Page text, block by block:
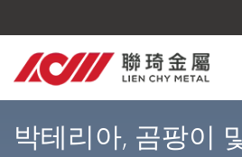
박테리아, 곰팡이